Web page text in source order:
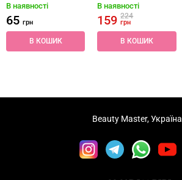
В наявності
65 грн
В КОШИК
В наявності
159224
грн
В КОШИК
Beauty Master, Україна